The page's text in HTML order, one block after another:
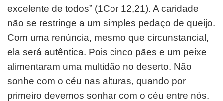
excelente de todos” (1Cor 12,21). A caridade
não se restringe a um simples pedaço de queijo.
Com uma renúncia, mesmo que circunstancial,
ela será autêntica. Pois cinco pães e um peixe
alimentaram uma multidão no deserto. Não
sonhe com o céu nas alturas, quando por
primeiro devemos sonhar com o céu entre nós.